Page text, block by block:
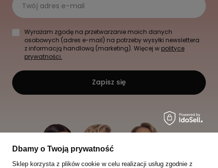
Twój adres e-mail
Wyrażam zgodę na przetwarzanie moich danych
osobowych (adres e-mail) na potrzeby wysyłki newslettera
z informacją handlową (marketing). Więcej w polityce
prywatności.
Zapisz się
Dbamy o Twoją prywatność
Sklep korzysta z plików cookie w celu realizacji usług zgodnie z